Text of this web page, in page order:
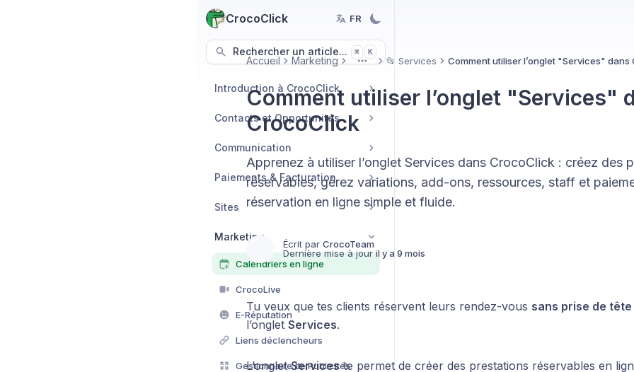
CrocoClick FR
Rechercher un article... ⌘ K
Introduction à CrocoClick
Contacts et Opportunités
Communication
Paiements & Facturation
Sites
Marketing
Calendriers en ligne
CrocoLive
E-Réputation
Liens déclencheurs
Gestionnaire de Publicités
Accueil Marketing More 📂 Services Comment utiliser l’onglet "Services" dans
Comment utiliser l’onglet "Services"
CrocoClick
Apprenez à utiliser l’onglet Services dans CrocoClick : créez des
réservables, gérez variations, add-ons, ressources, staff et
réservation en ligne simple et fluide.
Écrit par CrocoTeam
Dernière mise à jour il y a 9 mois
Tu veux que tes clients réservent leurs rendez-vous sans prise de tête
l’onglet Services.
L’ongletServiceste permet de créer des prestations réservables en